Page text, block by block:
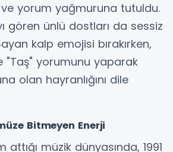
yorum yağmuruna tutuldu.
gören ünlü dostları da sessiz
kalp emojisi bırakırken,
"Taş" yorumunu yaparak
olan hayranlığını dile
Bitmeyen Enerji
attığı müzik dünyasında, 1991